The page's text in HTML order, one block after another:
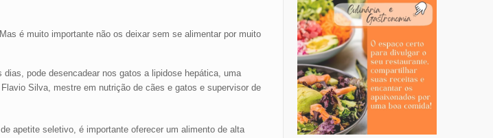
é muito importante não os deixar sem se alimentar por muito
pode desencadear nos gatos a lipidose hepática, uma
Silva, mestre em nutrição de cães e gatos e supervisor de
apetite seletivo, é importante oferecer um alimento de alta